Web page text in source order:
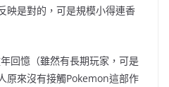
映是對的，可是規模小得連香
憶（雖然有長期玩家，可是
原來沒有接觸Pokemon這部作